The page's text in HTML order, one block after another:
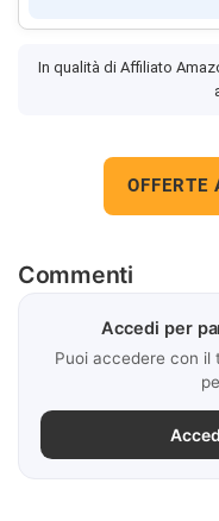
In qualità di Affiliato
OFFERTE
Commenti
Accedi per
Puoi accedere con il